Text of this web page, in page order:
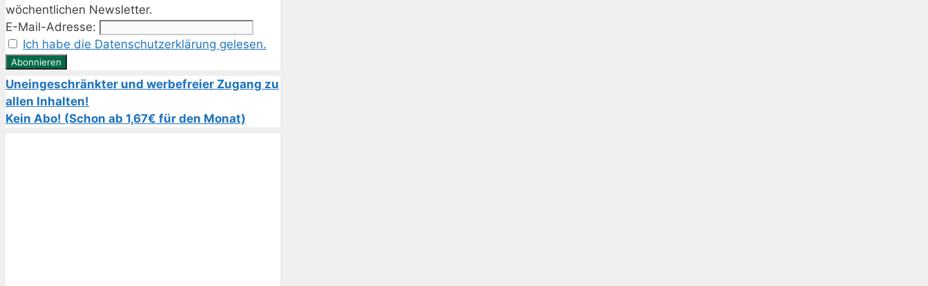
wöchentlichen Newsletter.
E-Mail-Adresse:
Ich habe die Datenschutzerklärung gelesen.
Uneingeschränkter und werbefreier Zugang zu
allen Inhalten!
Kein Abo! (Schon ab 1,67€ für den Monat)